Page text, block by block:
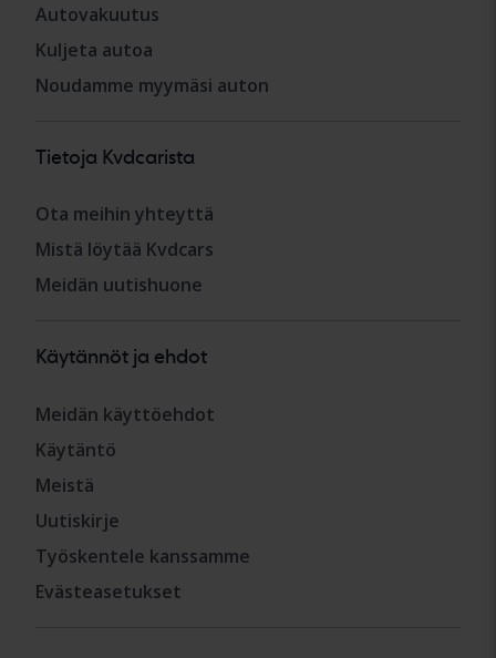
Autovakuutus
Kuljeta autoa
Noudamme myymäsi auton
Tietoja Kvdcarista
Ota meihin yhteyttä
Mistä löytää Kvdcars
Meidän uutishuone
Käytännöt ja ehdot
Meidän käyttöehdot
Käytäntö
Meistä
Uutiskirje
Työskentele kanssamme
Evästeasetukset